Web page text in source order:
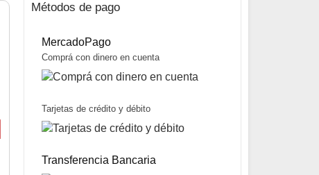
Métodos de pago
MercadoPago
Comprá con dinero en cuenta
Tarjetas de crédito y débito
Transferencia Bancaria